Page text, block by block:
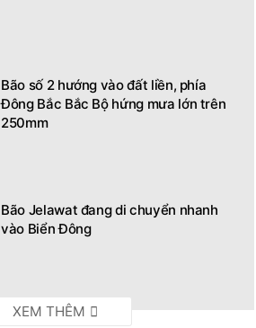
Bão số 2 hướng vào đất liền, phía
Đông Bắc Bắc Bộ hứng mưa lớn trên
250mm
Bão Jelawat đang di chuyển nhanh
vào Biển Đông